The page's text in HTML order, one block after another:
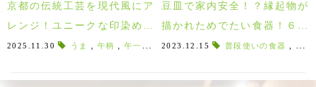
京都の伝統工芸を現代風にア
レンジ！ユニークな印染めの
干支ハンカチ「印染杉下」♪
2025.11.30 うま 午柄 午一匹 ウマ,午 , 2025,2025年干支,
豆皿で家内安全！？縁起物が
描かれためでたい食器！６３
ロクサンの『吉兆』の豆皿！
2023.12.15 普段使いの食器